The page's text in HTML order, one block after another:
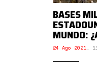
BASES
MUNDO:
24 Ago 2021,